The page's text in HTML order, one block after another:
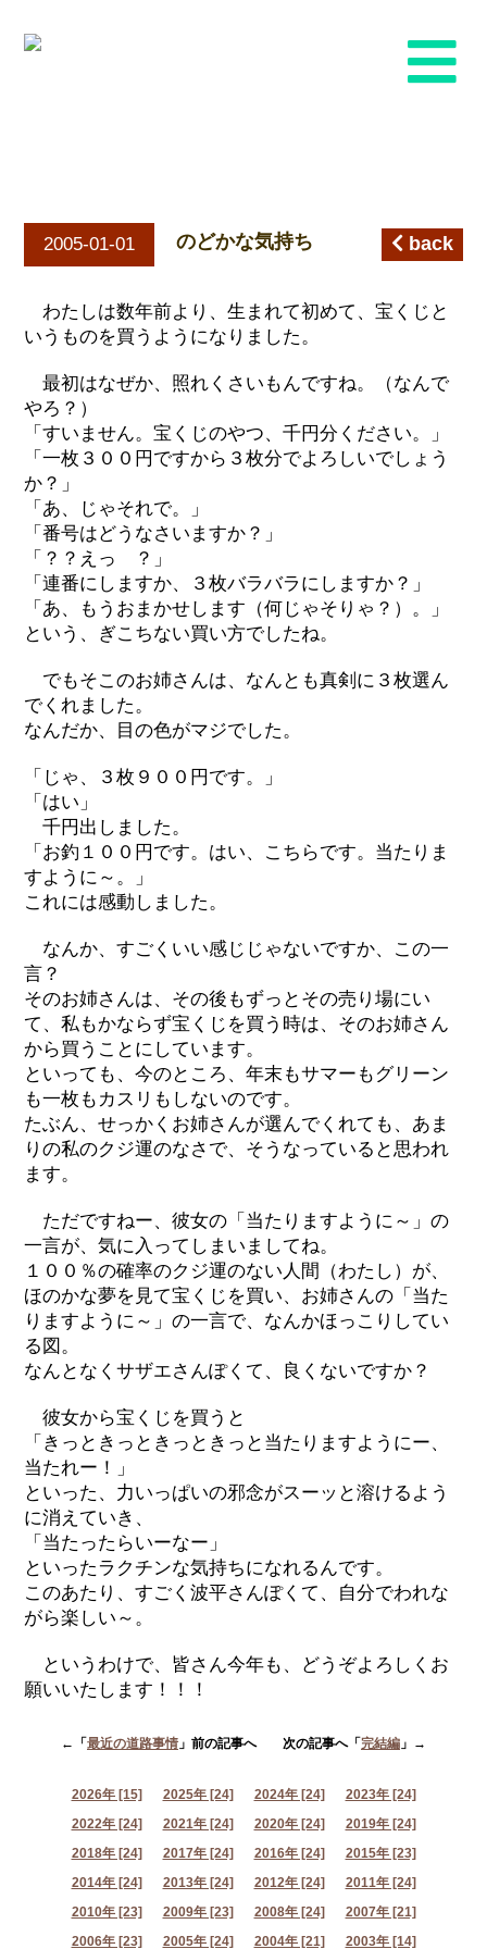
2005-01-01 のどかな気持ち back
わたしは数年前より、生まれて初めて、宝くじと
いうものを買うようになりました。
最初はなぜか、照れくさいもんですね。（なんで
やろ？）
「すいません。宝くじのやつ、千円分ください。」
「一枚３００円ですから３枚分でよろしいでしょう
か？」
「あ、じゃそれで。」
「番号はどうなさいますか？」
「？？えっ ？」
「連番にしますか、３枚バラバラにしますか？」
「あ、もうおまかせします（何じゃそりゃ？）。」
という、ぎこちない買い方でしたね。
でもそこのお姉さんは、なんとも真剣に３枚選ん
でくれました。
なんだか、目の色がマジでした。
「じゃ、３枚９００円です。」
「はい」
千円出しました。
「お釣１００円です。はい、こちらです。当たりま
すように～。」
これには感動しました。
なんか、すごくいい感じじゃないですか、この一
言？
そのお姉さんは、その後もずっとその売り場にい
て、私もかならず宝くじを買う時は、そのお姉さん
から買うことにしています。
といっても、今のところ、年末もサマーもグリーン
も一枚もカスリもしないのです。
たぶん、せっかくお姉さんが選んでくれても、あま
りの私のクジ運のなさで、そうなっていると思われ
ます。
ただですねー、彼女の「当たりますように～」の
一言が、気に入ってしまいましてね。
１００％の確率のクジ運のない人間（わたし）が、
ほのかな夢を見て宝くじを買い、お姉さんの「当た
りますように～」の一言で、なんかほっこりしてい
る図。
なんとなくサザエさんぽくて、良くないですか？
彼女から宝くじを買うと
「きっときっときっときっと当たりますようにー、
当たれー！」
といった、力いっぱいの邪念がスーッと溶けるよう
に消えていき、
「当たったらいーなー」
といったラクチンな気持ちになれるんです。
このあたり、すごく波平さんぽくて、自分でわれな
がら楽しい～。
というわけで、皆さん今年も、どうぞよろしくお
願いいたします！！！
←「最近の道路事情 」前の記事へ 次の記事へ「完結編 」→
2026年 [15] 2025年 [24] 2024年 [24]
2023年 [24]
2022年 [24]
2021年 [24] 2020年 [24]
2019年 [24]
2018年 [24]
2017年 [24] 2016年 [24]
2015年 [23]
2014年 [24]
2013年 [24] 2012年 [24]
2011年 [24]
2010年 [23]
2009年 [23] 2008年 [24]
2007年 [21]
2006年 [23]
2005年 [24] 2004年 [21] 2003年 [14]